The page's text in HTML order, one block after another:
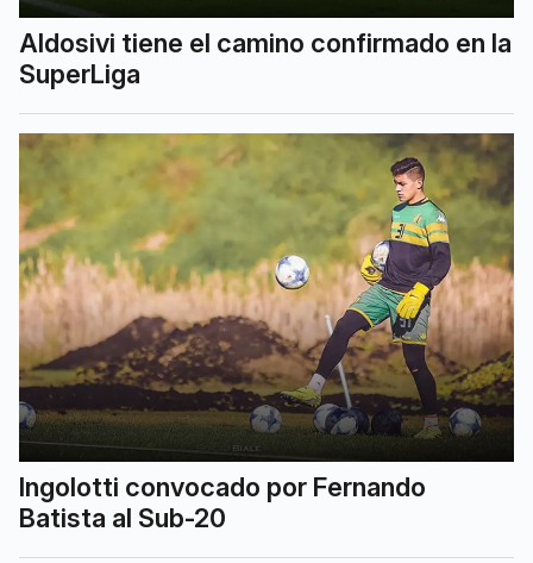
Aldosivi tiene el camino confirmado en la
SuperLiga
Ingolotti convocado por Fernando
Batista al Sub-20